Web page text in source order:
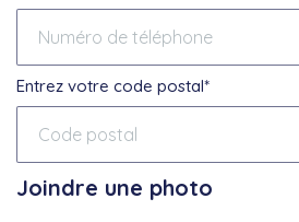
Entrez votre code postal*
Joindre une photo